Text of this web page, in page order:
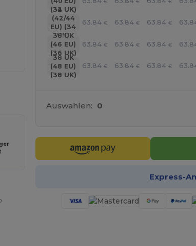
(32 UK)
34 UK
(42/44
EU) (34
UK)
63.84 € 63.84 € 63.84 €
36 UK
(46 EU)
(36 UK)
63.84 € 63.84 € 63.84 €
38 UK
(48 EU)
(38 UK)
63.84 € 63.84 € 63.84 €
Auswahlen: 0
Express-